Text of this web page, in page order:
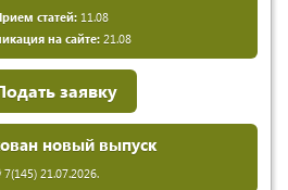
статей: 11.08
на сайте:21.08
заявку
новый выпуск
7(145) 21.07.2026.